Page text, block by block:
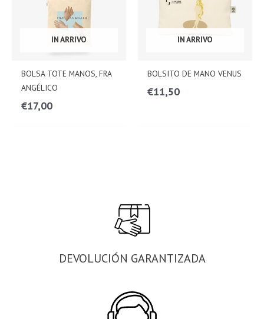
IN ARRIVO
BOLSA TOTE MANOS, FRA
ANGÉLICO
€17,00
IN ARRIVO
BOLSITO DE MANO VENUS
€11,50
DEVOLUCIÓN GARANTIZADA